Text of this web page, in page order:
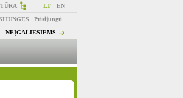
LT
EN
Prisijungti
NEĮGALIESIEMS